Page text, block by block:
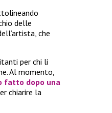
delle
che
per chi li
Al momento,
fatto dopo una
chiarire la